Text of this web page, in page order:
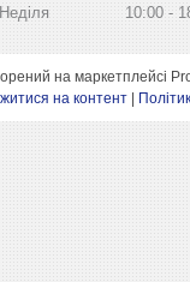
Неділя
10:00
на маркетплейсі
на контент